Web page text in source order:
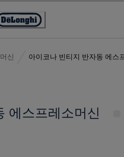
신 아이코나 빈티지 반자동 에스
에스프레소머신